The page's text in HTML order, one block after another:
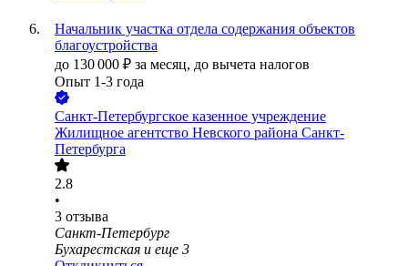
Начальник участка отдела содержания объектов
благоустройства
до 130 000 ₽ за месяц, до вычета налогов
Опыт 1-3 года
Санкт-Петербургское казенное учреждение
Жилищное агентство Невского района Санкт-
Петербурга
2.8
•
3 отзыва
Санкт-Петербург
Бухарестская и еще 3